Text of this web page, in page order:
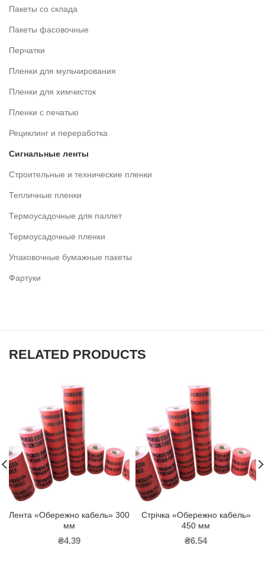
Пакеты со склада
Пакеты фасовочные
Перчатки
Пленки для мульчирования
Пленки для химчисток
Пленки с печатью
Рециклинг и переработка
Сигнальные ленты
Строительные и технические пленки
Тепличные пленки
Термоусадочные для паллет
Термоусадочные пленки
Упаковочные бумажные пакеты
Фартуки
RELATED PRODUCTS
Лента «Обережно кабель» 300
мм
₴4.39
Стрічка «Обережно кабель»
450 мм
₴6.54